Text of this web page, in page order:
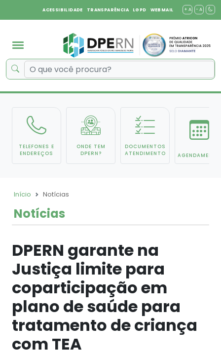
ACESSIBILIDADE TRANSPARÊNCIA LGPD WEBMAIL + A - A
TELEFONES E
ENDEREÇOS
ONDE TEM
DPERN?
DOCUMENTOS
ATENDIMENTO
AGENDAMENTO
Início Notícias
Notícias
DPERN garante na
Justiça limite para
coparticipação em
plano de saúde para
tratamento de criança
com TEA